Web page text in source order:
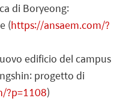
di Boryeong:
(https://ansaem.com/?
edificio del campus
progetto di
?p=1108)